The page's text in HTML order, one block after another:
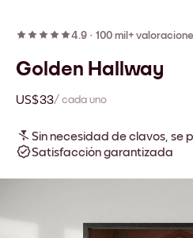
4.9 · 100 mil+
Golden Hallway
US$33/ cada uno
Sin necesidad de clavos, se
Satisfacción garantizada